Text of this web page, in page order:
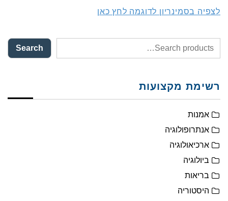
לצפיה בסמינריון לדוגמה לחץ כאן
Search
רשימת מקצועות
אמנות
אנתרופולוגיה
ארכיאולוגיה
ביולוגיה
בריאות
היסטוריה